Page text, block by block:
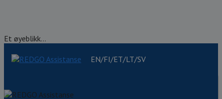
Et øyeblikk...
EN/FI/ET/LT/SV